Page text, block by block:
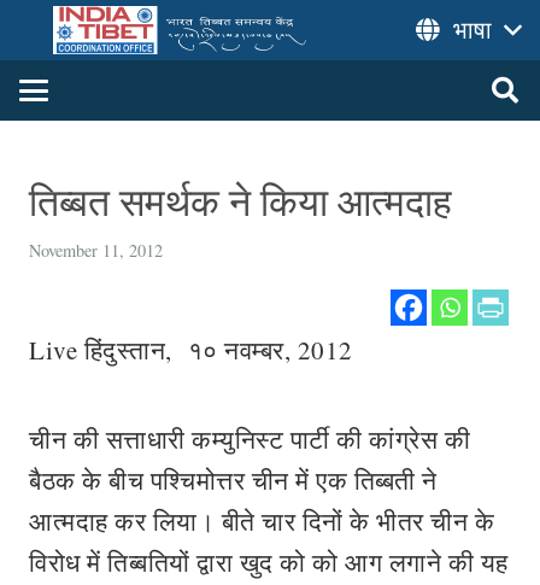
भाषा
तिब्बत समर्थक ने किया आत्मदाह
November 11, 2012
Live हिंदुस्तान, १० नवम्बर, 2012
चीन की सत्ताधारी कम्युनिस्ट पार्टी की कांग्रेस की
बैठक के बीच पश्चिमोत्तर चीन में एक तिब्बती ने
आत्मदाह कर लिया। बीते चार दिनों के भीतर चीन के
विरोध में तिब्बतियों द्वारा खुद को को आग लगाने की यह